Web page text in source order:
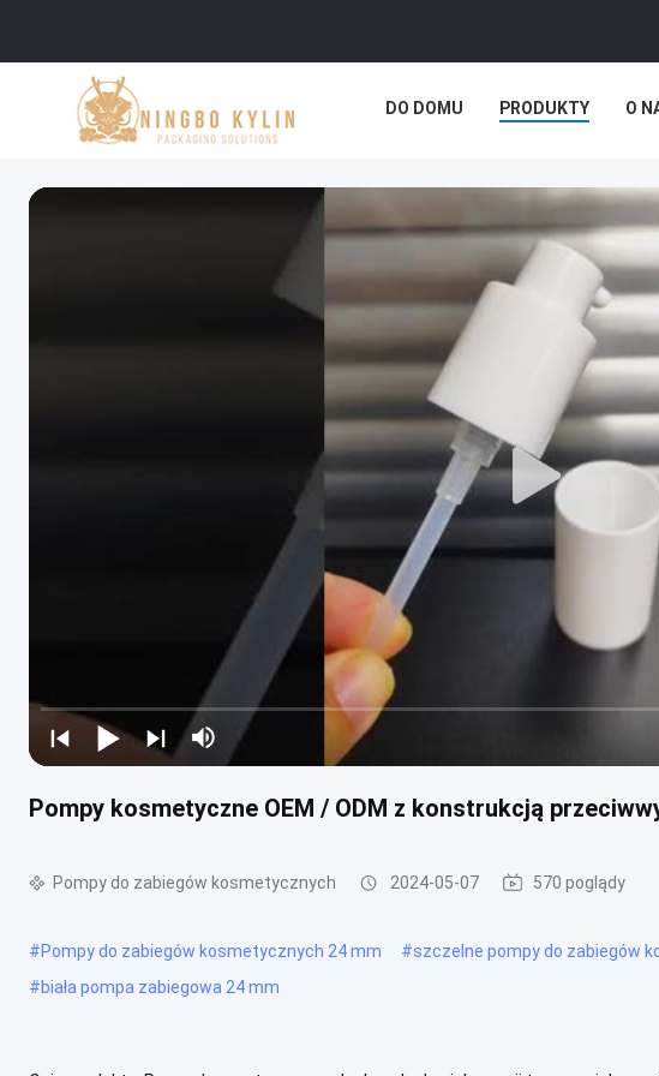
DO DOMU PRODUKTY O
Pompy kosmetyczne OEM / ODM z konstrukcją
Pompy do zabiegów kosmetycznych 2024-05-07 570 poglądy
#Pompy do zabiegów kosmetycznych 24 mm #szczelne pompy do zabiegów
#biała pompa zabiegowa 24 mm